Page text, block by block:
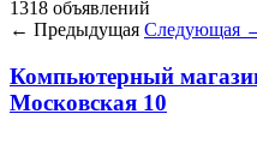
1318 объявлений
← Предыдущая Следующая
Компьютерный
Московская 10